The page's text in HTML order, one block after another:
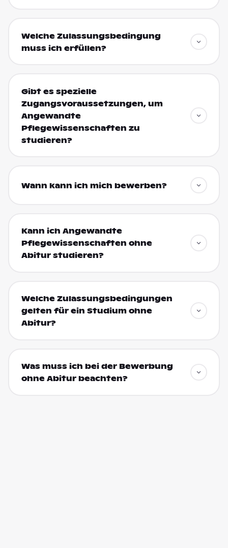
Welche Zulassungsbedingung
muss ich erfüllen?
Gibt es spezielle
Zugangsvoraussetzungen, um
Angewandte
Pflegewissenschaften zu
studieren?
Wann kann ich mich bewerben?
Kann ich Angewandte
Pflegewissenschaften ohne
Abitur studieren?
Welche Zulassungsbedingungen
gelten für ein Studium ohne
Abitur?
Was muss ich bei der Bewerbung
ohne Abitur beachten?